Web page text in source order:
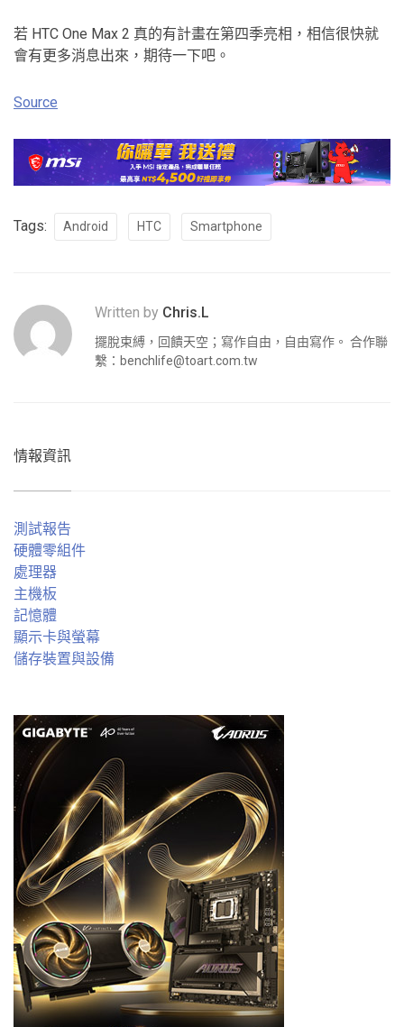
若 HTC One Max 2 真的有計畫在第四季亮相，相信很快就
會有更多消息出來，期待一下吧。
Source
Tags: Android HTC Smartphone
Written by Chris.L
擺脫束縛，回饋天空；寫作自由，自由寫作。 合作聯
繫： benchlife@toart.com.tw
情報資訊
測試報告
硬體零組件
處理器
主機板
記憶體
顯示卡與螢幕
儲存裝置與設備